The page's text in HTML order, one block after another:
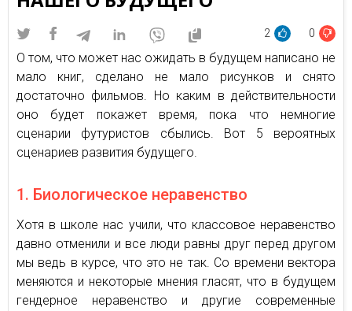
2 0
О том, что может нас ожидать в будущем написано не
мало книг, сделано не мало рисунков и снято
достаточно фильмов. Но каким в действительности
оно будет покажет время, пока что немногие
сценарии футуристов сбылись. Вот 5 вероятных
сценариев развития будущего.
1. Биологическое неравенство
Хотя в школе нас учили, что классовое неравенство
давно отменили и все люди равны друг перед другом
мы ведь в курсе, что это не так. Со времени вектора
меняются и некоторые мнения гласят, что в будущем
гендерное неравенство и другие современные